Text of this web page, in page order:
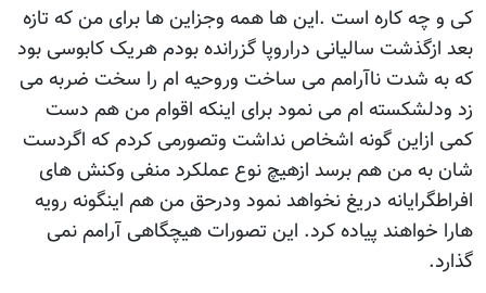
کی و چه کاره است .این ها همه وجزاین ها برای من که تازه
بعد ازگذشت سالیانی دراروپا گزرانده بودم هریک کابوسی بود
که به شدت ناآرامم می ساخت وروحیه ام را سخت ضربه می
زد ودلشکسته ام می نمود برای اینکه اقوام من هم دست
کمی ازاین گونه اشخاص نداشت وتصورمی کردم که اگردست
شان به من هم برسد ازهیچ نوع عملکرد منفی وکنش های
افراطگرایانه دریغ نخواهد نمود ودرحق من هم اینگونه رویه
هارا خواهند پیاده کرد. این تصورات هیچگاهی آرامم نمی
گذارد.